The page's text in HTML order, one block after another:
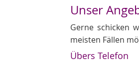
Unser
Gerne schicken
meisten Fällen
Übers Telefon